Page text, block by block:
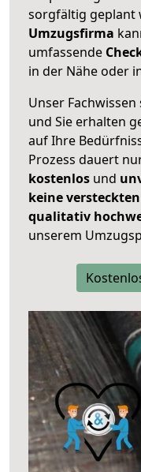
sorgfältig geplant
Umzugsfirma
umfassende
in der Nähe oder
Unser
und Sie erhalten
auf Ihre
Prozess dauert
kostenlos und
keine
qualitativ
unserem